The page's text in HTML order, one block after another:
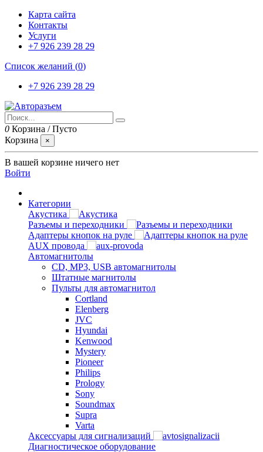
Карта сайта
Контакты
Услуги
+7 926 239 28 29
Список желаний (0)
+7 926 239 28 29
0 Корзина /Пусто
Корзина
×
В вашей корзине ничего нет
Войти
Категории
Акустика
Разъемы и переходники
Адаптеры кнопок на руле
AUX провода
Автомагнитолы
CD, MP3, USB автомагнитолы
Штатные магнитолы
Пульты для автомагнитол
Cortland
Elenberg
JVC
Hyundai
Kenwood
Mystery
Pioneer
Philips
Prology
Sony
Soundmax
Supra
Varta
Аксессуары для сигнализаций
Диагностическое оборудование